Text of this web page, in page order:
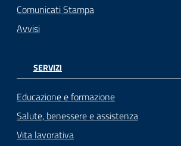
Comunicati Stampa
Avvisi
SERVIZI
Educazione e formazione
Salute, benessere e assistenza
Vita lavorativa